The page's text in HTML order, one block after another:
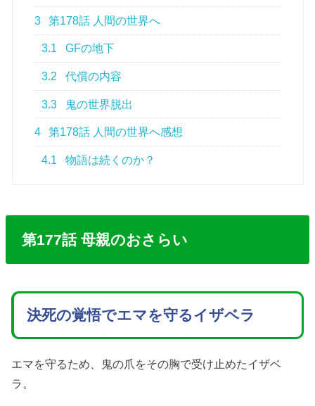
3 第178話 人間の世界へ
3.1 GFの地下
3.2 代償の内容
3.3 鬼の世界脱出
4 第178話 人間の世界へ感想
4.1 物語は続くのか？
第177話 母親のおさらい
決死の覚悟でエマを守るイザベラ
エマを守るため、鬼の爪をその胸で受け止めたイザベ
ラ。